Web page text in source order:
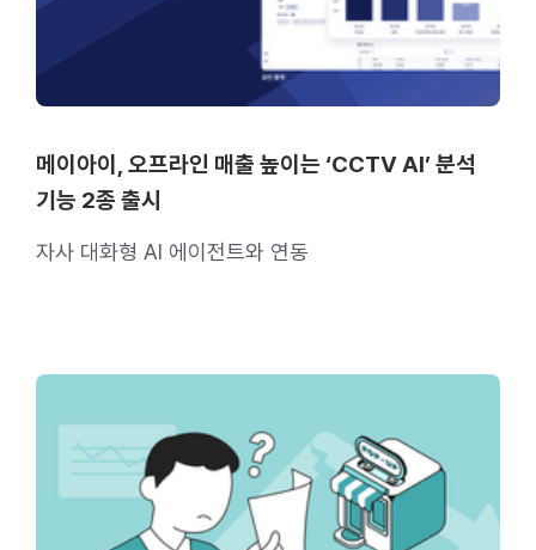
메이아이, 오프라인 매출 높이는 ‘CCTV AI’ 분석
기능 2종 출시
자사 대화형 AI 에이전트와 연동